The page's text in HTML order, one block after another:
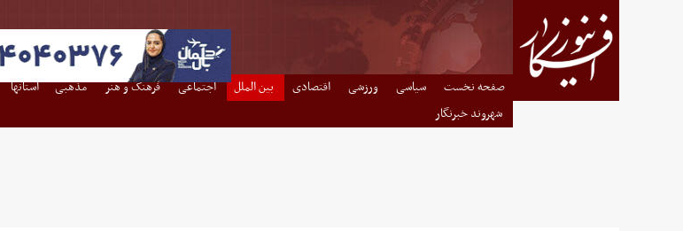
صفحه نخست سیاسی ورزشی اقتصادی بین الملل اجتماعی فرهنگ و هنر مذهبی استانها
شهروند خبرنگار